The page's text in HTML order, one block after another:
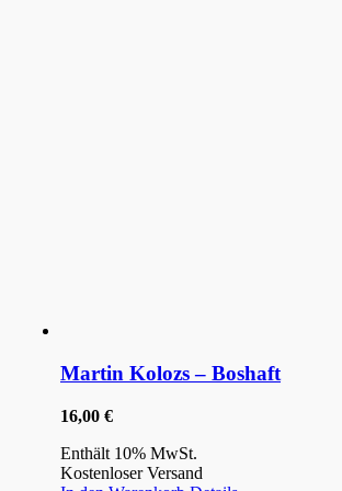
Martin Kolozs – Boshaft
16,00 €
Enthält 10% MwSt.
Kostenloser Versand